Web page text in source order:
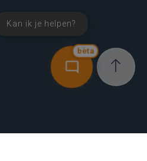
bèta
Kan ik je helpen?